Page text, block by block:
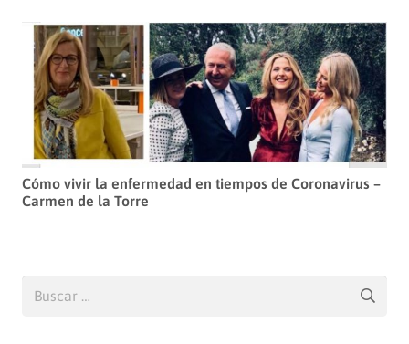
Cómo vivir la enfermedad en tiempos de Coronavirus –
Carmen de la Torre